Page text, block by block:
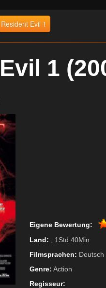
Resident Evil 1
Evil 1
Eigene Bewertung:
Land: , 1Std 40Min
Filmsprachen: Deutsch
Genre: Action
Regisseur: